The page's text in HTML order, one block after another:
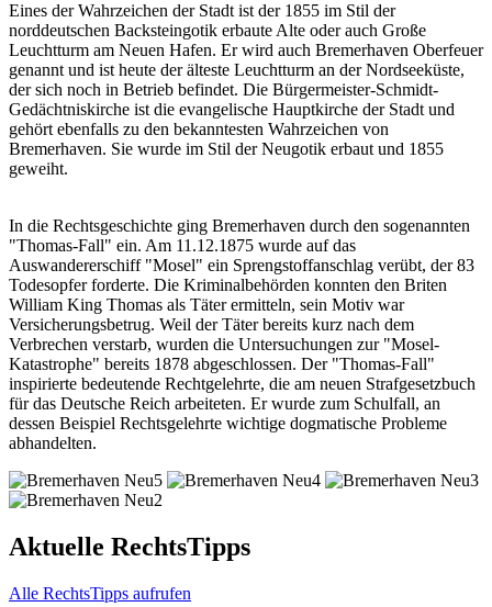
Eines der Wahrzeichen der Stadt ist der 1855 im Stil der
norddeutschen Backsteingotik erbaute Alte oder auch Große
Leuchtturm am Neuen Hafen. Er wird auch Bremerhaven Oberfeuer
genannt und ist heute der älteste Leuchtturm an der Nordseeküste,
der sich noch in Betrieb befindet. Die Bürgermeister-Schmidt-
Gedächtniskirche ist die evangelische Hauptkirche der Stadt und
gehört ebenfalls zu den bekanntesten Wahrzeichen von
Bremerhaven. Sie wurde im Stil der Neugotik erbaut und 1855
geweiht.
In die Rechtsgeschichte ging Bremerhaven durch den sogenannten
"Thomas-Fall" ein. Am 11.12.1875 wurde auf das
Auswandererschiff "Mosel" ein Sprengstoffanschlag verübt, der 83
Todesopfer forderte. Die Kriminalbehörden konnten den Briten
William King Thomas als Täter ermitteln, sein Motiv war
Versicherungsbetrug. Weil der Täter bereits kurz nach dem
Verbrechen verstarb, wurden die Untersuchungen zur "Mosel-
Katastrophe" bereits 1878 abgeschlossen. Der "Thomas-Fall"
inspirierte bedeutende Rechtgelehrte, die am neuen Strafgesetzbuch
für das Deutsche Reich arbeiteten. Er wurde zum Schulfall, an
dessen Beispiel Rechtsgelehrte wichtige dogmatische Probleme
abhandelten.
Aktuelle RechtsTipps
Alle RechtsTipps aufrufen